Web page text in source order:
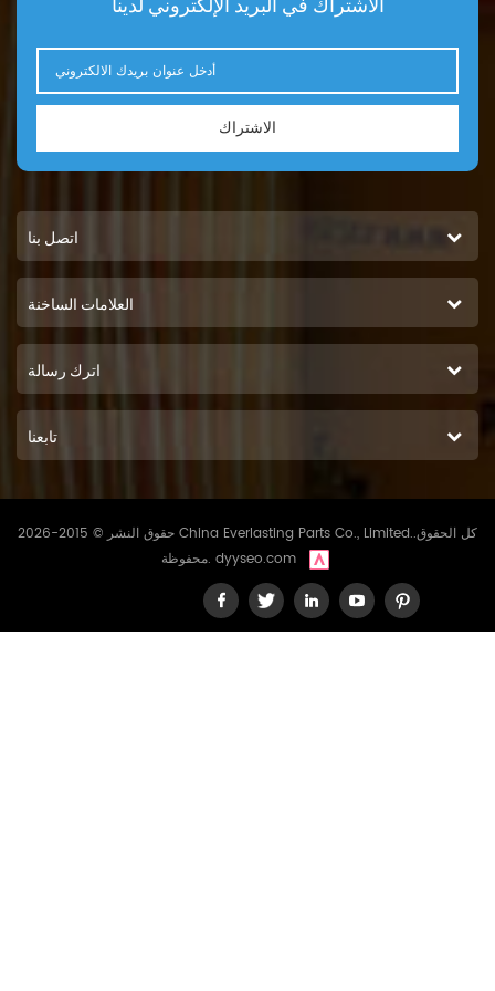
الاشتراك
اتصل بنا
العلامات الساخنة
اترك رسالة
تابعنا
حقوق النشر © 2015-2026 China Everlasting Parts Co., Limited..كل الحقوق
محفوظة. dyyseo.com